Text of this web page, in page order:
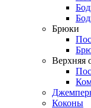
Брюки
Верхняя
Коконы